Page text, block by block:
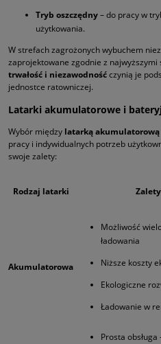
Tryb oszczędny– do pracy w
użytkowania.
W strefach zagrożonych wybuchem
zaprojektowane zgodnie z
trwałość i niezawodnośćczynią je
jednostce ratowniczej.
Latarki akumulatorowe i
Wybór między latarką akumulatorową
pracy i indywidualnych potrzeb
swoje zalety:
Rodzaj latarki Zalety
Akumulatorowa
Możliwość
ładowania
Niższe koszty
Ekologiczne
Ładowanie w
Prosta obsługa